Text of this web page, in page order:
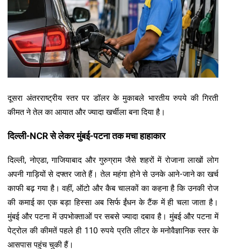
दूसरा अंतरराष्ट्रीय स्तर पर डॉलर के मुकाबले भारतीय रुपये की गिरती
कीमत ने तेल का आयात और ज्यादा खर्चीला बना दिया है।
दिल्ली-NCR से लेकर मुंबई-पटना तक मचा हाहाकार
दिल्ली, नोएडा, गाजियाबाद और गुरुग्राम जैसे शहरों में रोजाना लाखों लोग
अपनी गाड़ियों से दफ्तर जाते हैं। तेल महंगा होने से उनके आने-जाने का खर्च
काफी बढ़ गया है। वहीं, ऑटो और कैब चालकों का कहना है कि उनकी रोज
की कमाई का एक बड़ा हिस्सा अब सिर्फ ईंधन के टैंक में ही चला जाता है।
मुंबई और पटना में उपभोक्ताओं पर सबसे ज्यादा दबाव है। मुंबई और पटना में
पेट्रोल की कीमतें पहले ही 110 रुपये प्रति लीटर के मनोवैज्ञानिक स्तर के
आसपास पहुंच चुकी हैं।